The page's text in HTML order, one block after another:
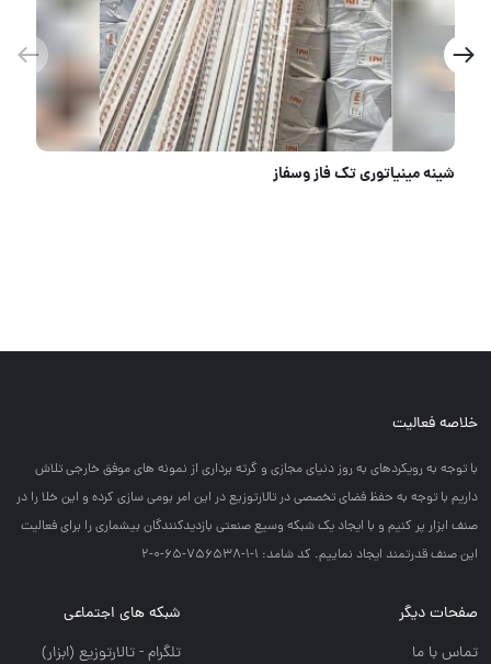
کمپرسورباد سایلنت و روغنی از۱۰ الی۴۰۰۰ لیتری
خلاصه فعالیت
با توجه به رويكردهاي به روز دنياي مجازي و گرته برداري از نمونه هاي موفق خارجي تلاش
داريم با توجه به حفظ فضاي تخصصي در تالارتوزيع در اين امر بومي سازي كرده و اين خلا را در
صنف ابزار پر كنيم و با ايجاد يك شبكه وسيع صنعتي بازديدكنندگان بيشماري را براي فعاليت
اين صنف قدرتمند ايجاد نماييم. کد شامد: 1-1-756538-65-0-2
صفحات دیگر
تماس با ما
شبکه های اجتماعی
تلگرام - تالارتوزيع (ابزار)